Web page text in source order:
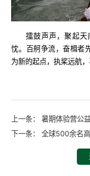
擂鼓声声，聚起
忱。百舸争流，奋楫者
为新的起点，执桨远航，
上一条：暑期体验营公
下一条：全球500余名